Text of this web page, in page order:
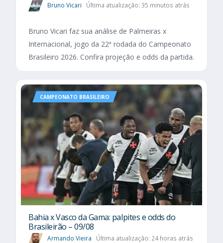
Bruno Vicari Última atualização: 35 minutos atrás
Bruno Vicari faz sua análise de Palmeiras x
Internacional, jogo da 22ª rodada do Campeonato
Brasileiro 2026. Confira projeção e odds da partida.
CAMPEONATO BRASILEIRO
Bahia x Vasco da Gama: palpites e odds do
Brasileirão – 09/08
Armando Vieira Última atualização: 24 horas atrás